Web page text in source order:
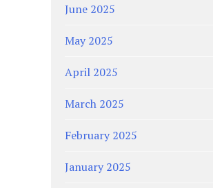
June 2025
May 2025
April 2025
March 2025
February 2025
January 2025